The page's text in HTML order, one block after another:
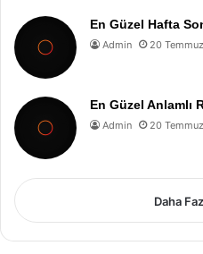
En Güzel Hafta
Admin 20
En Güzel Anlamlı
Admin 20
Daha